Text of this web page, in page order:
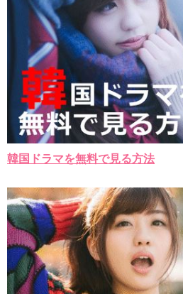
韓国ドラマを無料で見る方法